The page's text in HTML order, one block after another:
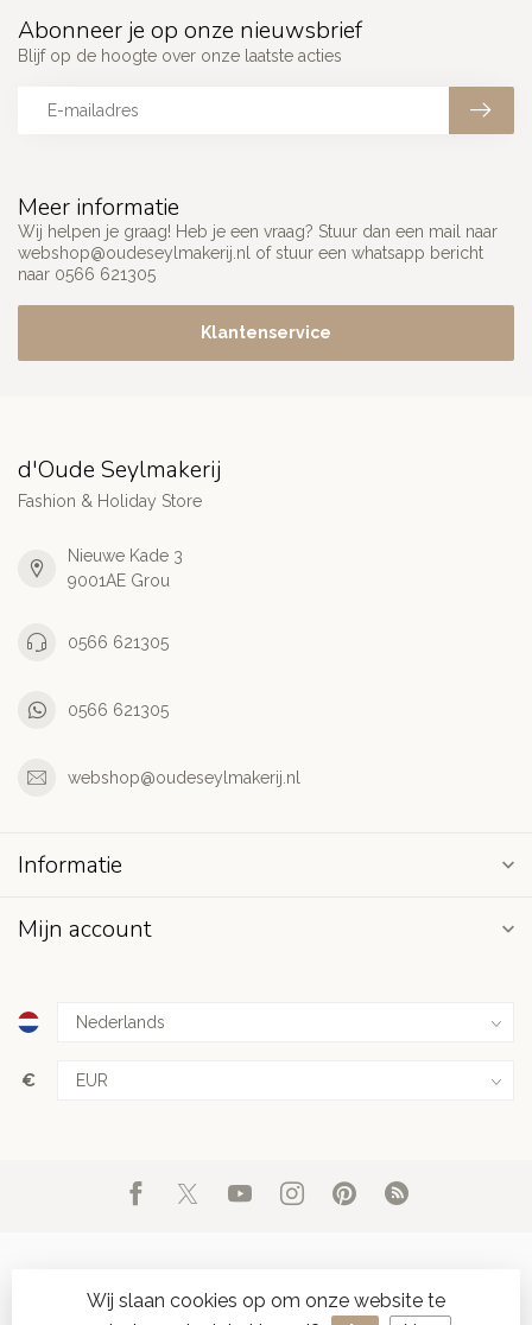
Meer informatie
Wij helpen je graag! Heb je een vraag? Stuur dan een mail naar
webshop@oudeseylmakerij.nl of stuur een whatsapp bericht
naar 0566 621305
Klantenservice
Abonneer je op onze nieuwsbrief
Blijf op de hoogte over onze laatste acties
d'Oude Seylmakerij
Fashion & Holiday Store
Nieuwe Kade 3
9001AE Grou
0566 621305
0566 621305
webshop@oudeseylmakerij.nl
Informatie
Mijn account
€
Wij slaan cookies op om onze website te